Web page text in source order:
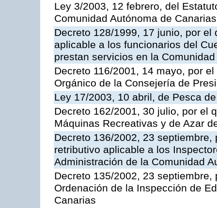
Ley 3/2003, 12 febrero, del
Comunidad Autónoma de Canarias
Decreto 128/1999, 17 junio, por
aplicable a los funcionarios del
prestan servicios en la
Decreto 116/2001, 14 mayo, por
Orgánico de la Consejería de
Ley 17/2003, 10 abril, de Pesca
Decreto 162/2001, 30 julio, por el
Máquinas Recreativas y de Azar
Decreto 136/2002, 23
retributivo aplicable a los
Administración de la Comunidad
Decreto 135/2002, 23
Ordenación de la Inspección de
Canarias